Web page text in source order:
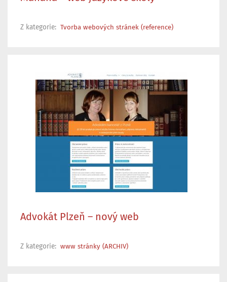
Z kategorie: Tvorba webových stránek (reference)
Advokát Plzeň – nový web
Z kategorie: www stránky (ARCHIV)